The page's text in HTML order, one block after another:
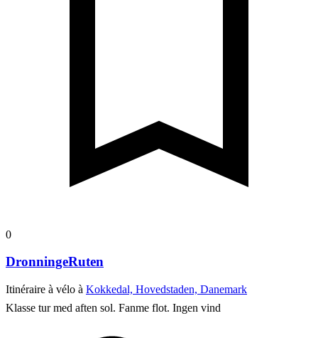
0
DronningeRuten
Itinéraire à vélo à Kokkedal, Hovedstaden, Danemark
Klasse tur med aften sol. Fanme flot. Ingen vind